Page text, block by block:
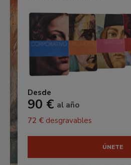
Desde
90 € al año
72 € desgravables
ÚNETE